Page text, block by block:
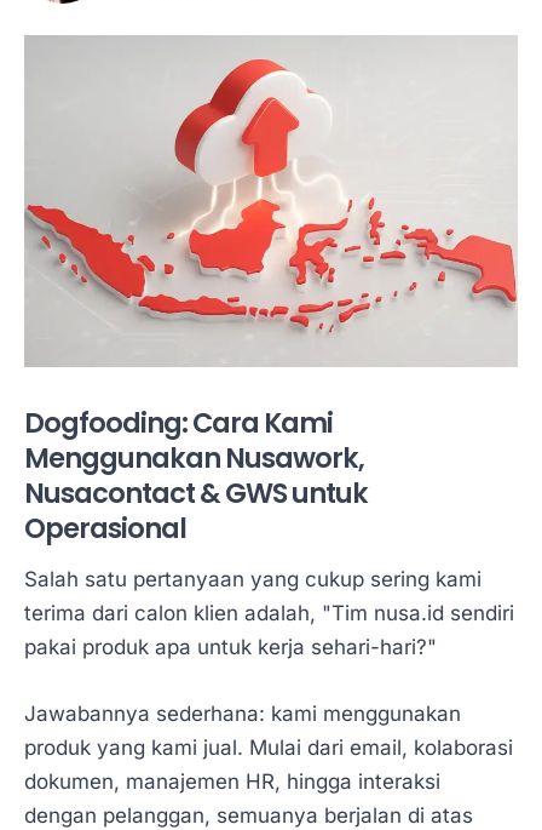
Dogfooding: Cara Kami
Menggunakan Nusawork,
Nusacontact & GWS untuk
Operasional
Salah satu pertanyaan yang cukup sering kami
terima dari calon klien adalah, "Tim nusa.id sendiri
pakai produk apa untuk kerja sehari-hari?"
Jawabannya sederhana: kami menggunakan
produk yang kami jual. Mulai dari email, kolaborasi
dokumen, manajemen HR, hingga interaksi
dengan pelanggan, semuanya berjalan di atas